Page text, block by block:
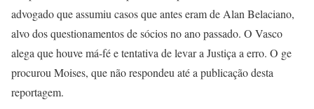
advogado que assumiu casos que antes eram de Alan Belaciano,
alvo dos questionamentos de sócios no ano passado. O Vasco
alega que houve má-fé e tentativa de levar a Justiça a erro. O ge
procurou Moises, que não respondeu até a publicação desta
reportagem.